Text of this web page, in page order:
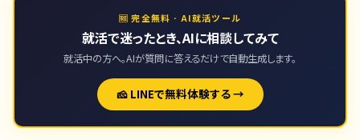
🆓 完全無料 · AI就活ツール
就活で迷ったとき、AIに相談してみて
就活中の方へ。AIが質問に答えるだけで自動生成します。
🧀 LINEで無料体験する →